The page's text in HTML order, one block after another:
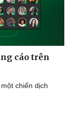
cáo trên
chiến dịch